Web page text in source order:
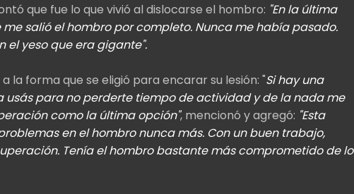
que fue lo que vivió al dislocarse el hombro: "En la última
salió el hombro por completo. Nunca me había pasado.
el yeso que era gigante".
la forma que se eligió para encarar su lesión: "Si hay una
usás para no perderte tiempo de actividad y de la nada me
como la última opción", mencionó y agregó: "Esta
en el hombro nunca más. Con un buen trabajo,
Tenía el hombro bastante más comprometido de lo